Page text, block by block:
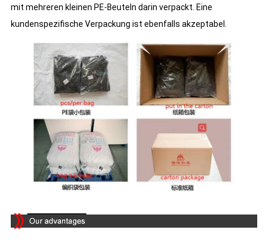
mit mehreren kleinen PE-Beuteln darin verpackt. Eine
kundenspezifische Verpackung ist ebenfalls akzeptabel.